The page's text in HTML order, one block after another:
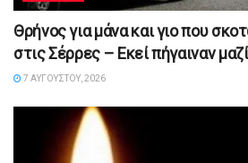
Θρήνος για μάνα και γιο που
στις Σέρρες – Εκεί πήγαιναν
7 ΑΥΓΟΎΣΤΟΥ, 2026